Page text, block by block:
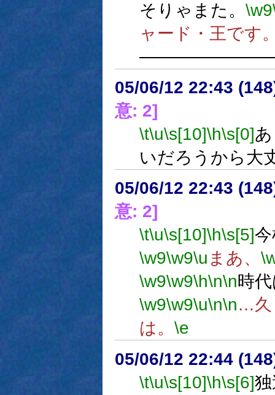
そりゃまた。 \w9
ャード・王です
05/06/12 22:43
意: 2]
\t\u\s[10]\h\s[0]
いだろうから大
05/06/12 22:43
意: 2]
\t\u\s[10]\h\s[5]
\w9\w9\u まあ、
\w9\w9\h\n\n時
\w9\w9\u\n\n…久
は。 \e
05/06/12 22:44
\t\u\s[10]\h\s[6]